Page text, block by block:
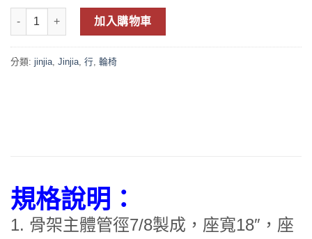
加入購物車
分類: jinjia Jinjia 行 輪椅
規格說明：
1. 骨架主體管徑7/8製成，座寬18″，座